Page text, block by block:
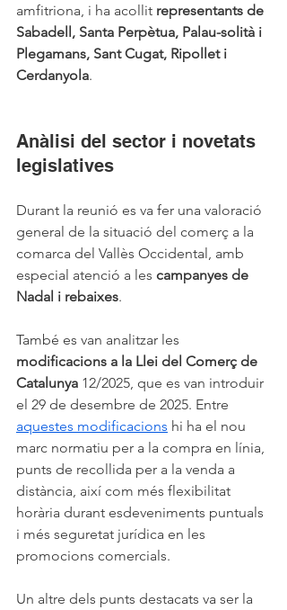
amfitriona, i ha acollit representants de
Sabadell, Santa Perpètua, Palau-solità i
Plegamans, Sant Cugat, Ripollet i
Cerdanyola.
Anàlisi del sector i novetats
legislatives
Durant la reunió es va fer una valoració
general de la situació del comerç a la
comarca del Vallès Occidental, amb
especial atenció a les campanyes de
Nadal i rebaixes.
També es van analitzar les
modificacions a la Llei del Comerç de
Catalunya 12/2025, que es van introduir
el 29 de desembre de 2025. Entre
aquestes modificacions hi ha el nou
marc normatiu per a la compra en línia,
punts de recollida per a la venda a
distància, així com més flexibilitat
horària durant esdeveniments puntuals
i més seguretat jurídica en les
promocions comercials.
Un altre dels punts destacats va ser la